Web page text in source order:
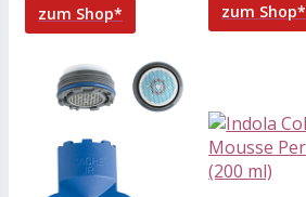
zum Shop* zum Shop*